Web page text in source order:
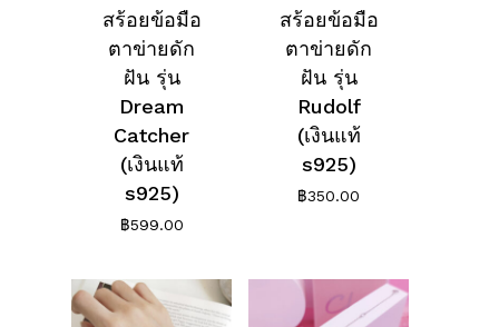
ไม่มีสินค้าในตะกร้า
สร้อยข้อมือ
ตาข่ายดัก
ฝัน รุ่น
Dream
Catcher
(เงินแท้
s925)
฿599.00
สร้อยข้อมือ
ตาข่ายดัก
ฝัน รุ่น
Rudolf
(เงินแท้
s925)
฿350.00